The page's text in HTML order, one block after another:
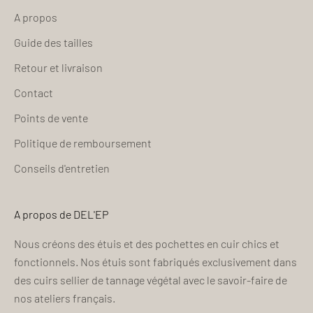
A propos
Guide des tailles
Retour et livraison
Contact
Points de vente
Politique de remboursement
Conseils d'entretien
A propos de DEL'EP
Nous créons des étuis et des pochettes en cuir chics et
fonctionnels. Nos étuis sont fabriqués exclusivement dans
des cuirs sellier de tannage végétal avec le savoir-faire de
nos ateliers français.